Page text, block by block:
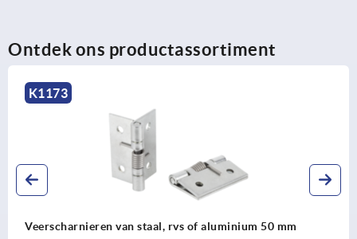
Ontdek ons productassortiment
van staal, rvs of aluminium 50 mm